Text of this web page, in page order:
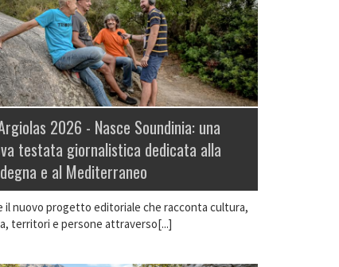
2026 - Nasce Soundinia: una
testata giornalistica dedicata alla
e al Mediterraneo
il nuovo progetto editoriale che racconta cultura,
territori e persone attraverso[...]